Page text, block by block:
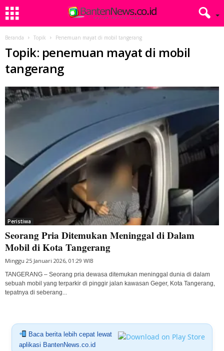
Beranda Topik Penemuan mayat di mobil tangerang
Topik: penemuan mayat di mobil
tangerang
Peristiwa
Seorang Pria Ditemukan Meninggal di Dalam
Mobil di Kota Tangerang
Minggu 25 Januari 2026, 01:29 WIB
TANGERANG – Seorang pria dewasa ditemukan meninggal dunia di dalam
sebuah mobil yang terparkir di pinggir jalan kawasan Geger, Kota Tangerang,
tepatnya di seberang...
Baca berita lebih cepat lewat
aplikasi BantenNews.co.id